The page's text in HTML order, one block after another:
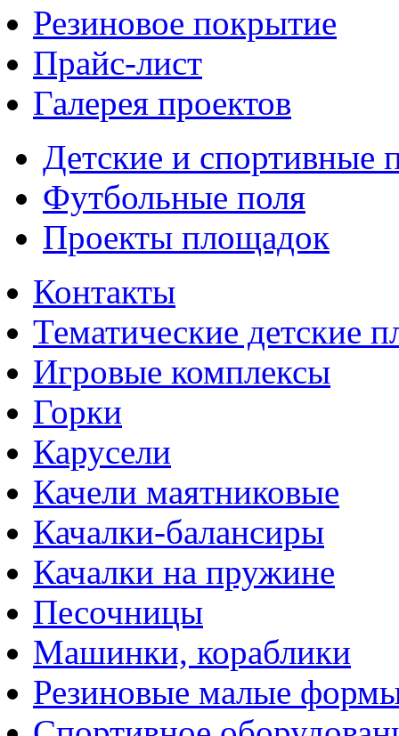
Резиновое покрытие
Прайс-лист
Галерея проектов
Детские и спортивные
Футбольные поля
Проекты площадок
Контакты
Тематические детские
Игровые комплексы
Горки
Карусели
Качели маятниковые
Качалки-балансиры
Качалки на пружине
Песочницы
Машинки, кораблики
Резиновые малые